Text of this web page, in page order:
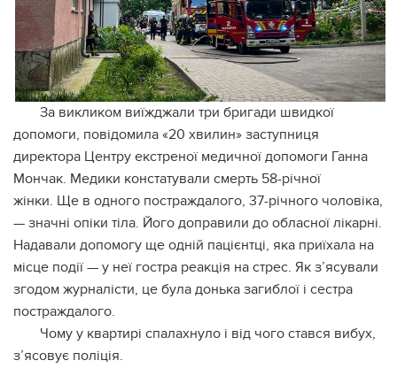
За викликом виїжджали три бригади швидкої
допомоги, повідомила «20 хвилин» заступниця
директора Центру екстреної медичної допомоги Ганна
Мончак. Медики констатували смерть 58-річної
жінки. Ще в одного постраждалого, 37-річного чоловіка,
— значні опіки тіла. Його доправили до обласної лікарні.
Надавали допомогу ще одній пацієнтці, яка приїхала на
місце події — у неї гостра реакція на стрес. Як з’ясували
згодом журналісти, це була донька загиблої і сестра
постраждалого.
Чому у квартирі спалахнуло і від чого стався вибух,
з’ясовує поліція.